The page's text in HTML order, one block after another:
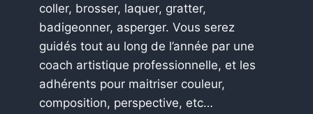
coller, brosser, laquer, gratter,
badigeonner, asperger. Vous serez
guidés tout au long de l’année par une
coach artistique professionnelle, et les
adhérents pour maitriser couleur,
composition, perspective, etc…